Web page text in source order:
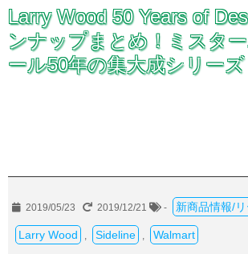
Larry Wood 50 Years of
ンナップまとめ！ミスタ
ール50年の集大成シリーズ
2019/05/23 2019/12/21 - 新商品情報/リ
Larry Wood Sideline Walmart